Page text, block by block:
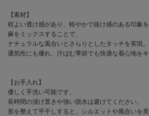
【素材】
程よい透け感があり、軽やかで抜け感のある印象を
麻をミックスすることで、
ナチュラルな風合いとさらりとしたタッチを実現。
通気性にも優れ、汗ばむ季節でも快適な着心地をキ
【お手入れ】
優しく手洗い可能です。
長時間の浸け置きや強い脱水は避けてください。
形を整えて平干しすると、シルエットや風合いを美